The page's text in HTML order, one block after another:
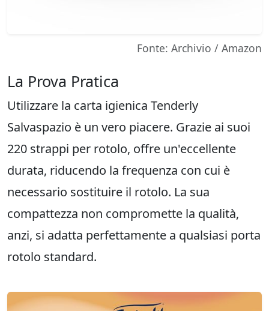
Fonte: Archivio / Amazon
La Prova Pratica
Utilizzare la carta igienica Tenderly
Salvaspazio è un vero piacere. Grazie ai suoi
220 strappi per rotolo, offre un'eccellente
durata, riducendo la frequenza con cui è
necessario sostituire il rotolo. La sua
compattezza non compromette la qualità,
anzi, si adatta perfettamente a qualsiasi porta
rotolo standard.